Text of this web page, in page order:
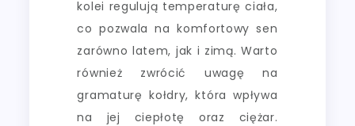
kolei regulują temperaturę ciała,
co pozwala na komfortowy sen
zarówno latem, jak i zimą. Warto
również zwrócić uwagę na
gramaturę kołdry, która wpływa
na jej ciepłotę oraz ciężar.